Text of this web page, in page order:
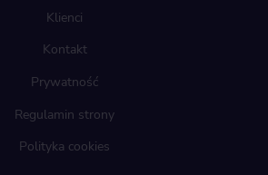
Klienci
Kontakt
Prywatność
Regulamin strony
Polityka cookies